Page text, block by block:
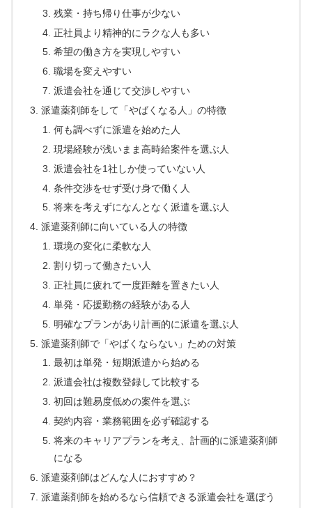
残業・持ち帰り仕事が少ない
正社員より精神的にラクな人も多い
希望の働き方を実現しやすい
職場を変えやすい
派遣会社を通じて交渉しやすい
派遣薬剤師をして「やばくなる人」の特徴
何も調べずに派遣を始めた人
現場経験が浅いまま高時給案件を選ぶ人
派遣会社を1社しか使っていない人
条件交渉をせず受け身で働く人
将来を考えずになんとなく派遣を選ぶ人
派遣薬剤師に向いている人の特徴
環境の変化に柔軟な人
割り切って働きたい人
正社員に疲れて一度距離を置きたい人
単発・応援勤務の経験がある人
明確なプランがあり計画的に派遣を選ぶ人
派遣薬剤師で「やばくならない」ための対策
最初は単発・短期派遣から始める
派遣会社は複数登録して比較する
初回は難易度低めの案件を選ぶ
契約内容・業務範囲を必ず確認する
将来のキャリアプランを考え、計画的に派遣薬剤師
になる
派遣薬剤師はどんな人におすすめ？
派遣薬剤師を始めるなら信頼できる派遣会社を選ぼう